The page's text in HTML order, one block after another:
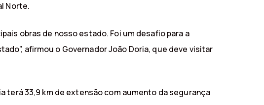
Norte.
obras de nosso estado. Foi um desafio para a
afirmou o Governador João Doria, que deve visitar
terá 33,9 km de extensão com aumento da segurança